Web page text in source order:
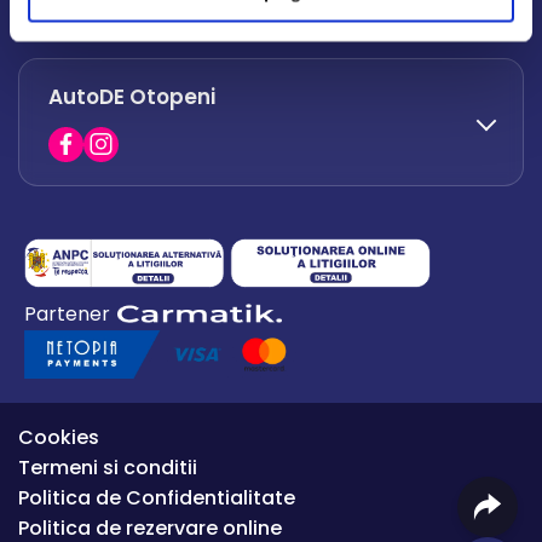
office.afumati@autode.ro
0730 063 852
0730 063 851
AutoDE Otopeni
0754 649 360
office.premium@autode.ro
Partener
Cookies
Termeni si conditii
Politica de Confidentialitate
Politica de rezervare online